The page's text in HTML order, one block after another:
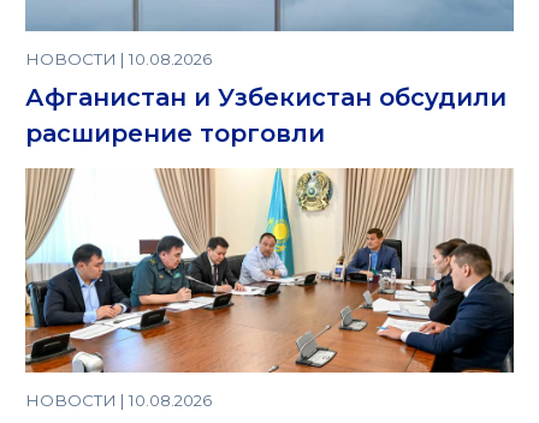
НОВОСТИ | 10.08.2026
Афганистан и Узбекистан обсудили
расширение торговли
НОВОСТИ | 10.08.2026